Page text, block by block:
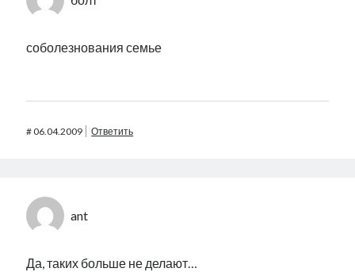
соболезнования семье
#06.04.2009 Ответить
ant
Да, таких больше не делают…